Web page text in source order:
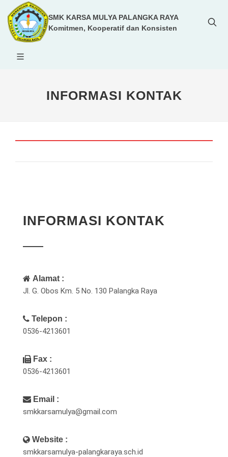
SMK KARSA MULYA PALANGKA RAYA
Komitmen, Kooperatif dan Konsisten
INFORMASI KONTAK
INFORMASI KONTAK
Alamat :
Jl. G. Obos Km. 5 No. 130 Palangka Raya
Telepon :
0536-4213601
Fax :
0536-4213601
Email :
smkkarsamulya@gmail.com
Website :
smkkarsamulya-palangkaraya.sch.id